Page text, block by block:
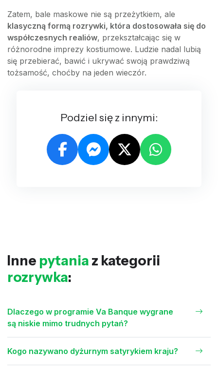
Zatem, bale maskowe nie są przeżytkiem, ale
klasyczną formą rozrywki, która dostosowała się do
współczesnych realiów, przekształcając się w
różnorodne imprezy kostiumowe. Ludzie nadal lubią
się przebierać, bawić i ukrywać swoją prawdziwą
tożsamość, choćby na jeden wieczór.
Podziel się z innymi:
Inne pytania z kategorii
rozrywka:
Dlaczego w programie Va Banque wygrane
są niskie mimo trudnych pytań?
Kogo nazywano dyżurnym satyrykiem kraju?